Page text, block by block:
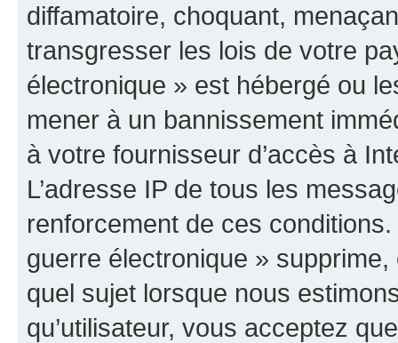
diffamatoire, choquant,
transgresser les lois de votre
électronique » est hébergé ou
mener à un bannissement
à votre fournisseur d’accès à
L’adresse IP de tous les
renforcement de ces
guerre électronique »
quel sujet lorsque nous
qu’utilisateur, vous acceptez